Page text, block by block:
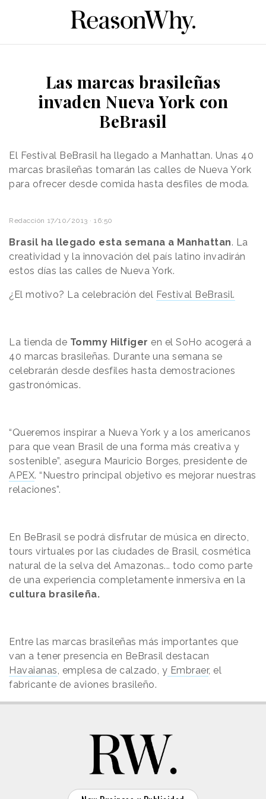
Las marcas brasileñas
invaden Nueva York con
BeBrasil
El Festival BeBrasil ha llegado a Manhattan. Unas 40
marcas brasileñas tomarán las calles de Nueva York
para ofrecer desde comida hasta desfiles de moda.
Redacción 17/10/2013 · 16:50
Brasil ha llegado esta semana a Manhattan. La
creatividad y la innovación del país latino invadirán
estos días las calles de Nueva York.
¿El motivo? La celebración del Festival BeBrasil.
La tienda de Tommy Hilfiger en el SoHo acogerá a
40 marcas brasileñas. Durante una semana se
celebrarán desde desfiles hasta demostraciones
gastronómicas.
“Queremos inspirar a Nueva York y a los americanos
para que vean Brasil de una forma más creativa y
sostenible”, asegura Mauricio Borges, presidente de
APEX. “Nuestro principal objetivo es mejorar nuestras
relaciones”.
En BeBrasil se podrá disfrutar de música en directo,
tours virtuales por las ciudades de Brasil, cosmética
natural de la selva del Amazonas... todo como parte
de una experiencia completamente inmersiva en la
cultura brasileña.
Entre las marcas brasileñas más importantes que
van a tener presencia en BeBrasil destacan
Havaianas , emplesa de calzado, y Embraer, el
fabricante de aviones brasileño.